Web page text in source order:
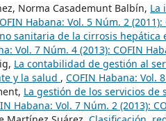
Norma Casademunt Balbín, La
Habana: Vol. 5 Núm. 2 (2011):
sanitaria de la cirrosis
Vol. 7 Núm. 4 (2013): COFIN
La contabilidad de gestión al
y la salud , COFIN Habana: Vol.
La gestión de los servicios
Habana: Vol. 7 Núm. 2 (2013):